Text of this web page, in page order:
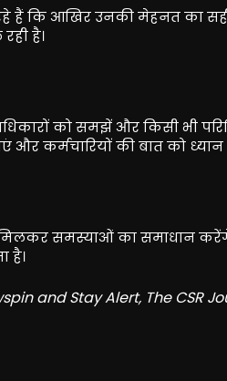
हैं कि आखिर उनकी मेहनत का
है।
को समझें और किसी भी
कर्मचारियों की बात को
मिलकर समस्याओं का समाधान
है।
and Stay Alert, The CSR